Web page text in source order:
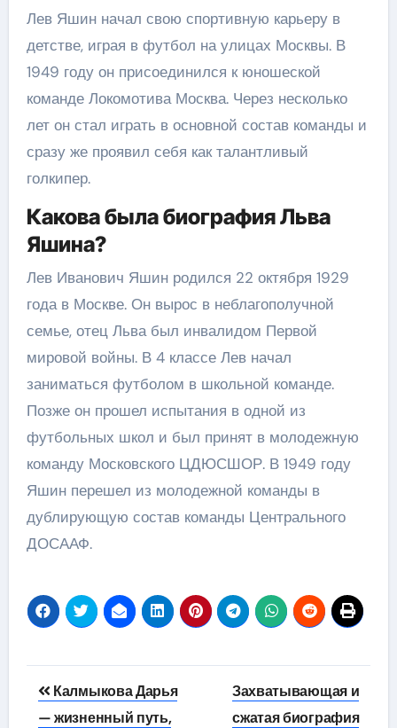
Лев Яшин начал свою спортивную карьеру в
детстве, играя в футбол на улицах Москвы. В
1949 году он присоединился к юношеской
команде Локомотива Москва. Через несколько
лет он стал играть в основной состав команды и
сразу же проявил себя как талантливый
голкипер.
Какова была биография Льва
Яшина?
Лев Иванович Яшин родился 22 октября 1929
года в Москве. Он вырос в неблагополучной
семье, отец Льва был инвалидом Первой
мировой войны. В 4 классе Лев начал
заниматься футболом в школьной команде.
Позже он прошел испытания в одной из
футбольных школ и был принят в молодежную
команду Московского ЦДЮСШОР. В 1949 году
Яшин перешел из молодежной команды в
дублирующую состав команды Центрального
ДОСААФ.
Навигация
по
Калмыкова Дарья
— жизненный путь,
Захватывающая и
сжатая биография